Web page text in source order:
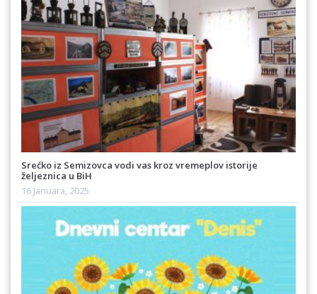
Srećko iz Semizovca vodi vas kroz vremeplov istorije
željeznica u BiH
16 Januara, 2025